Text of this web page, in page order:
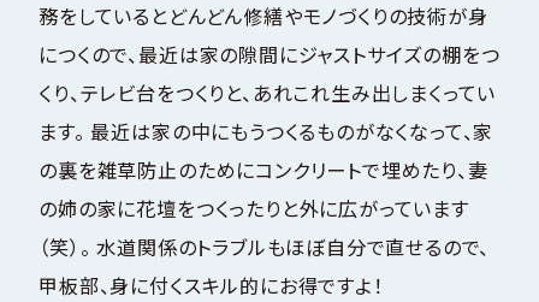
務をしているとどんどん修繕やモノづくりの技術が身
につくので、最近は家の隙間にジャストサイズの棚をつ
くり、テレビ台をつくりと、あれこれ生み出しまくってい
ます。 最近は家の中にもうつくるものがなくなって、家
の裏を雑草防止のためにコンクリートで埋めたり、妻
の姉の家に花壇をつくったりと外に広がっています
（笑）。 水道関係のトラブルもほぼ自分で直せるので、
甲板部、身に付くスキル的にお得ですよ！